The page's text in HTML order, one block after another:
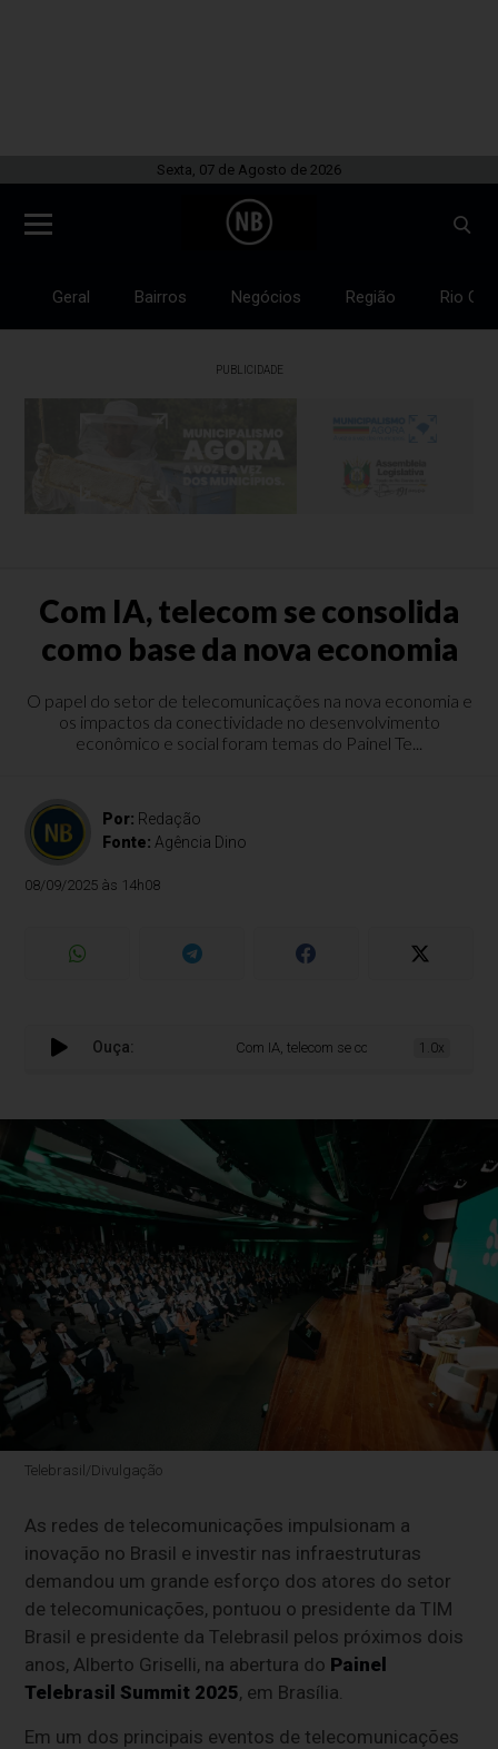
Sexta, 07 de Agosto de 2026
Geral Bairros Negócios Região Rio
PUBLICIDADE
Com IA, telecom se consolida
como base da nova economia
O papel do setor de telecomunicações na nova economia e
os impactos da conectividade no desenvolvimento
econômico e social foram temas do Painel Te...
Por: Redação
Fonte: Agência Dino
08/09/2025 às 14h08
Ouça: Com IA, telecom se consolida como base
1.0x
Telebrasil/Divulgação
As redes de telecomunicações impulsionam a
inovação no Brasil e investir nas infraestruturas
demandou um grande esforço dos atores do setor
de telecomunicações, pontuou o presidente da TIM
Brasil e presidente da Telebrasil pelos próximos dois
anos, Alberto Griselli, na abertura do Painel
Telebrasil Summit 2025, em Brasília.
Em um dos principais eventos de telecomunicações